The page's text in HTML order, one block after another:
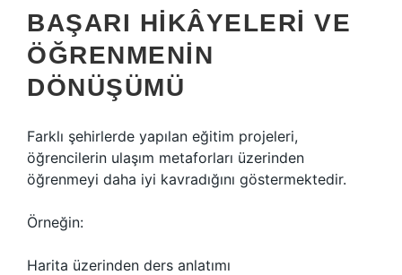
BAŞARI HIKÂYELERI VE
ÖĞRENMENIN
DÖNÜŞÜMÜ
Farklı şehirlerde yapılan eğitim projeleri,
öğrencilerin ulaşım metaforları üzerinden
öğrenmeyi daha iyi kavradığını göstermektedir.
Örneğin:
Harita üzerinden ders anlatımı